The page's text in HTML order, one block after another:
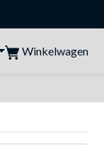
Winkelwagen